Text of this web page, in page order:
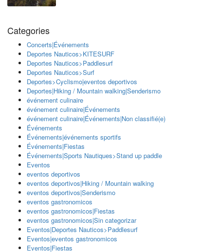
Categories
Concerts|Événements
Deportes Nauticos>KITESURF
Deportes Nauticos>Paddlesurf
Deportes Nauticos>Surf
Deportes>Cyclismo|eventos deportivos
Deportes|Hiking / Mountain walking|Senderismo
événement culinaire
événement culinaire|Événements
événement culinaire|Événements|Non classifié(e)
Événements
Événements|événements sportifs
Événements|Fiestas
Événements|Sports Nautiques>Stand up paddle
Eventos
eventos deportivos
eventos deportivos|Hiking / Mountain walking
eventos deportivos|Senderismo
eventos gastronomicos
eventos gastronomicos|Fiestas
eventos gastronomicos|Sin categorizar
Eventos|Deportes Nauticos>Paddlesurf
Eventos|eventos gastronomicos
Eventos|Fiestas